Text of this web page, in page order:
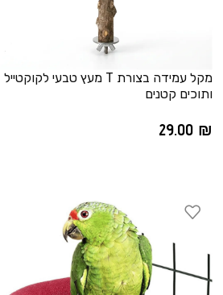
מקל עמידה בצורת T מעץ טבעי לקוקטייל
ותוכים קטנים
29.00 ₪